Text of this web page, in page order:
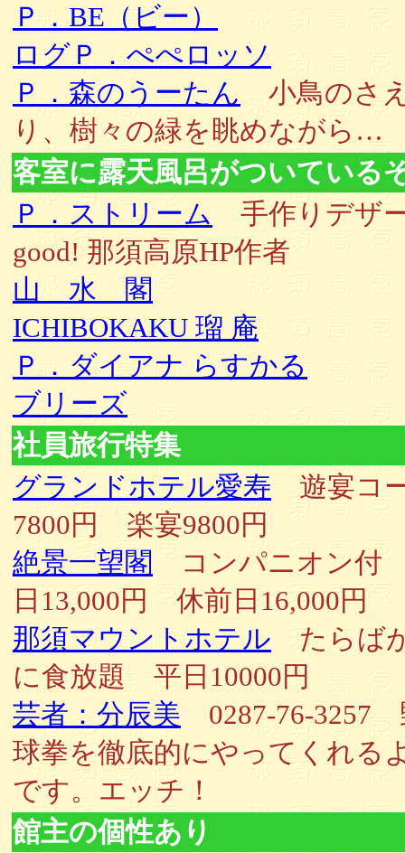
Ｐ．BE（ビー）
ログＰ．ぺぺロッソ
Ｐ．森のうーたん 小鳥のさ
り、樹々の緑を眺めながら…
客室に露天風呂がついている
Ｐ．ストリーム 手作りデザ
good! 那須高原HP作者
山 水 閣
ICHIBOKAKU 瑠 庵
Ｐ．ダイアナ らすかる
ブリーズ
社員旅行特集
グランドホテル愛寿 遊宴コ
7800円 楽宴9800円
絶景一望閣 コンパニオン付
日13,000円 休前日16,000円
那須マウントホテル たらば
に食放題 平日10000円
芸者：分辰美 0287-76-3257
球拳を徹底的にやってくれる
です。エッチ！
館主の個性あり